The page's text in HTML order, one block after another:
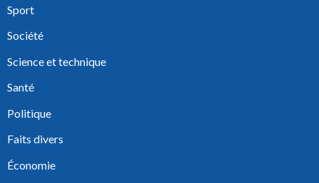
Sport
Société
Science et technique
Santé
Politique
Faits divers
Économie